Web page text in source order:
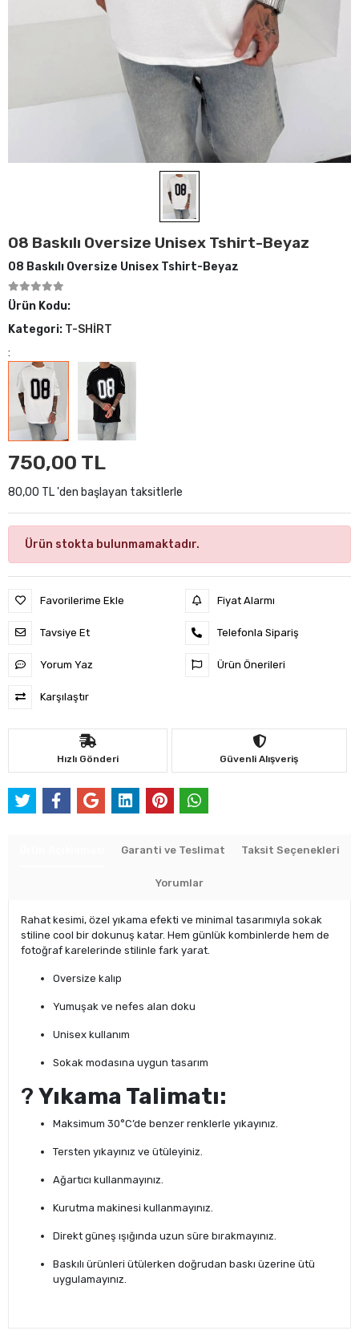
08 Baskılı Oversize Unisex Tshirt-Beyaz
08 Baskılı Oversize Unisex Tshirt-Beyaz
Ürün Kodu:
Kategori: T-SHİRT
:
750,00 TL
80,00 TL 'den başlayan taksitlerle
Ürün stokta bulunmamaktadır.
Favorilerime Ekle
Tavsiye Et
Yorum Yaz
Karşılaştır
Fiyat Alarmı
Telefonla Sipariş
Ürün Önerileri
Hızlı Gönderi Güvenli Alışveriş
Garanti ve Teslimat Taksit Seçenekleri
Yorumlar
Rahat kesimi, özel yıkama efekti ve minimal tasarımıyla sokak
stiline cool bir dokunuş katar. Hem günlük kombinlerde hem de
fotoğraf karelerinde stilinle fark yarat.
Oversize kalıp
Yumuşak ve nefes alan doku
Unisex kullanım
Sokak modasına uygun tasarım
? Yıkama Talimatı:
Maksimum 30°C’de benzer renklerle yıkayınız.
Tersten yıkayınız ve ütüleyiniz.
Ağartıcı kullanmayınız.
Kurutma makinesi kullanmayınız.
Direkt güneş ışığında uzun süre bırakmayınız.
Baskılı ürünleri ütülerken doğrudan baskı üzerine ütü
uygulamayınız.